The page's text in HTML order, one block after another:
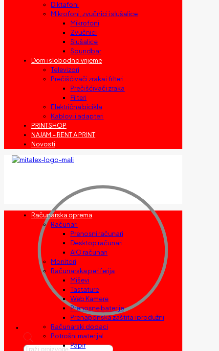
Diktafoni
Mikrofoni, zvučnici i slušalice
Mikrofoni
Zvučnici
Slušalice
Soundbar
Dom i slobodno vrijeme
Televizori
Prečišćivači zraka i filteri
Prečišćivači zraka
Filteri
Električna bicikla
Kablovi i adapteri
PRINTSHOP
NAJAM – RENT A PRINT
Novosti
Products
Računarska oprema
Računari
Prenosni računari
Desktop računari
AIO računari
Monitori
Računarska periferija
Miševi
Tastature
Web Kamere
Prenosne baterije
Prenaponska zaštita i produžni
Računarski dodaci
Potrošni materijal
Papir